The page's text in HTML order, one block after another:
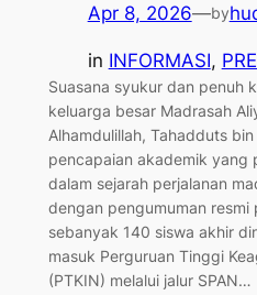
Apr 8, 2026—by
in INFORMASI,
​Suasana syukur dan penuh
keluarga besar Madrasah
Alhamdulillah, Tahadduts bin
pencapaian akademik yang
dalam sejarah perjalanan
dengan pengumuman resmi
sebanyak 140 siswa akhir
masuk Perguruan Tinggi
(PTKIN) melalui jalur SPAN…